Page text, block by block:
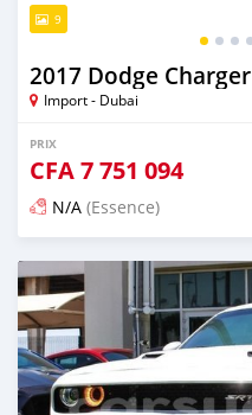
9
2017 Dodge Charger
Import - Dubai
PRIX
CFA7 751 094
N/A (Essence)
Publié il y a presque 6 ans